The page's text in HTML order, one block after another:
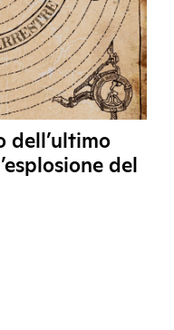
dell’ultimo
del